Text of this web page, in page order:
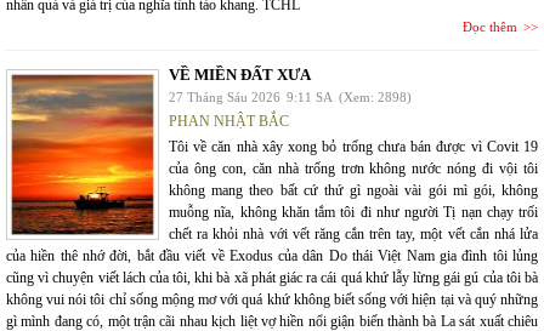
nhân quả và giá trị của nghĩa tình tào khang. TCHL
Đọc thêm
VỀ MIỀN ĐẤT XƯA
27 Tháng Sáu 2026 9:11 SA (Xem: 2898)
PHAN NHẬT BẮC
Tôi về căn nhà xây xong bỏ trống chưa bán được vì Covit 19
của ông con, căn nhà trống trơn không nước nóng đi vội tôi
không mang theo bất cứ thứ gì ngoài vài gói mì gói, không
muỗng nĩa, không khăn tắm tôi đi như người Tị nạn chạy trối
chết ra khỏi nhà với vết răng cắn trên tay, một vết cắn nhá lửa
của hiền thê nhớ đời, bắt đầu viết về Exodus của dân Do thái Việt Nam gia đình tôi lủng
cũng vì chuyện viết lách của tôi, khi bà xã phát giác ra cái quá khứ lẫy lừng gái gú của tôi bà
không vui nói tôi chỉ sống mộng mơ với quá khứ không biết sống với hiện tại và quý những
gì mình đang có, một trận cãi nhau kịch liệt vợ hiền nổi giận biến thành bà La sát xuất chiêu